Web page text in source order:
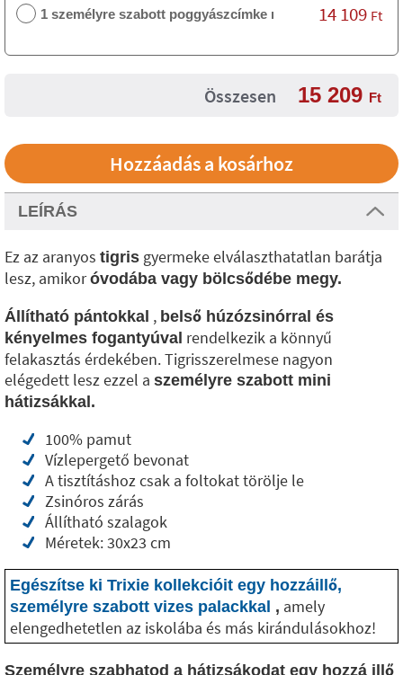
1 személyre szabott poggyászcímke nélkül 14 109 Ft
Összesen 15 209 Ft
LEÍRÁS
Ez az aranyos tigris gyermeke elválaszthatatlan barátja
lesz, amikoróvodába vagy bölcsődébe megy.
Állítható pántokkal , belső húzózsinórral és
kényelmes fogantyúval rendelkezik a könnyű
felakasztás érdekében. Tigrisszerelmese nagyon
elégedett lesz ezzel a személyre szabott mini
hátizsákkal.
100% pamut
Vízlepergető bevonat
A tisztításhoz csak a foltokat törölje le
Zsinóros zárás
Állítható szalagok
Méretek: 30x23 cm
Egészítse ki Trixie kollekcióit egy hozzáillő,
személyre szabott vizes palackkal , amely
elengedhetetlen az iskolába és más kirándulásokhoz!
Személyre szabhatod a hátizsákodat egy hozzá illő